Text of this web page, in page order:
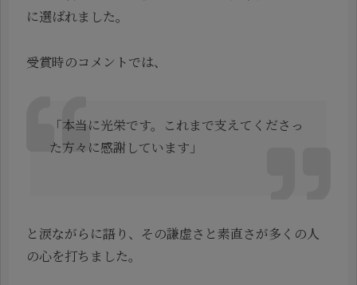
に選ばれました。
受賞時のコメントでは、
「本当に光栄です。これまで支えてくださっ
た方々に感謝しています」
と涙ながらに語り、その謙虚さと素直さが多くの人
の心を打ちました。